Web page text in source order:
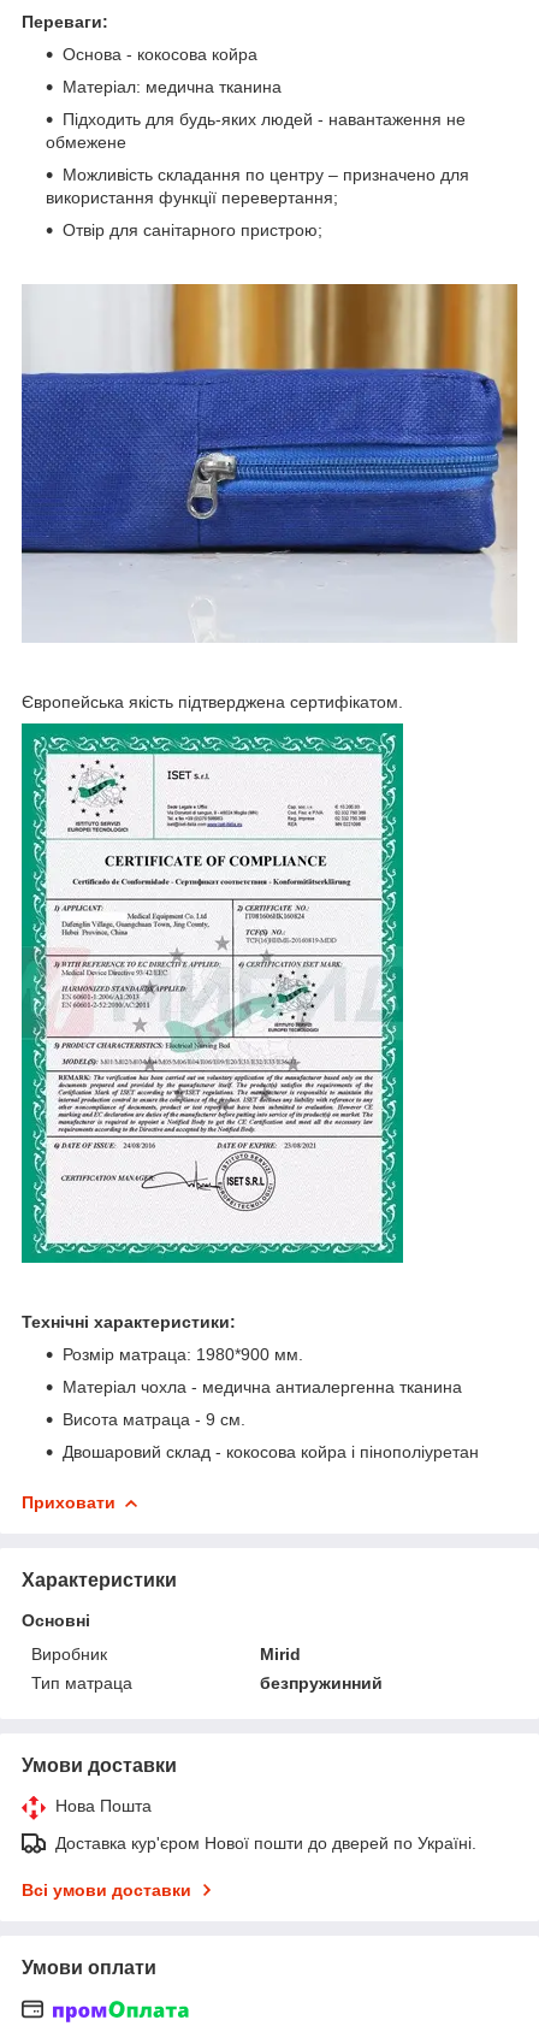
Переваги:
Основа - кокосова койра
Матеріал: медична тканина
Підходить для будь-яких людей - навантаження не
обмежене
Можливість складання по центру – призначено для
використання функції перевертання;
Отвір для санітарного пристрою;
Європейська якість підтверджена сертифікатом.
Технічні характеристики:
Розмір матраца: 1980*900 мм.
Матеріал чохла - медична антиалергенна тканина
Висота матраца - 9 см.
Двошаровий склад - кокосова койра і пінополіуретан
Приховати
Характеристики
Основні
Виробник
Mirid
Тип матраца
безпружинний
Умови доставки
Нова Пошта
Доставка кур'єром Нової пошти до дверей по Україні.
Всі умови доставки
Умови оплати